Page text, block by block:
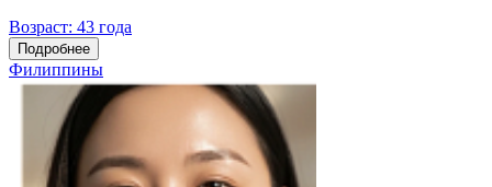
Возраст: 43 года
Подробнее
Филиппины